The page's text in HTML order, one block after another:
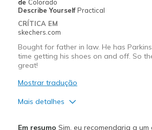
de Colorado
Describe Yourself Practical
CRÍTICA EM
skechers.com
Bought for father in law. He has
time getting his shoes on and off. So
great!
Mostrar tradução
Mais detalhes
Em resumo Sim, eu recomendaria a um